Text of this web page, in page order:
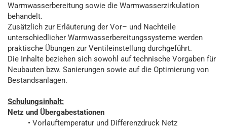
Warmwasserbereitung sowie die Warmwasserzirkulation
behandelt.
Zusätzlich zur Erläuterung der Vor– und Nachteile
unterschiedlicher Warmwasserbereitungssysteme werden
praktische Übungen zur Ventileinstellung durchgeführt.
Die Inhalte beziehen sich sowohl auf technische Vorgaben für
Neubauten bzw. Sanierungen sowie auf die Optimierung von
Bestandsanlagen.
Schulungsinhalt:
Netz und Übergabestationen
• Vorlauftemperatur und Differenzdruck Netz